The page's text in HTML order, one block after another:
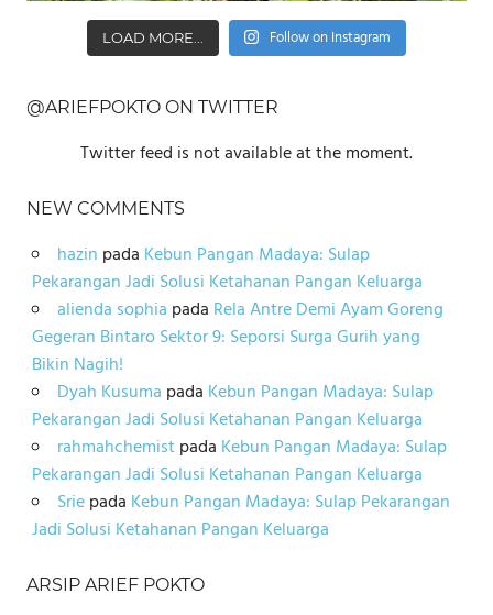
LOAD MORE... Follow on Instagram
@ARIEFPOKTO ON TWITTER
Twitter feed is not available at the moment.
NEW COMMENTS
hazin pada Kebun Pangan Madaya: Sulap
Pekarangan Jadi Solusi Ketahanan Pangan Keluarga
alienda sophia pada Rela Antre Demi Ayam Goreng
Gegeran Bintaro Sektor 9: Seporsi Surga Gurih yang
Bikin Nagih!
Dyah Kusuma pada Kebun Pangan Madaya: Sulap
Pekarangan Jadi Solusi Ketahanan Pangan Keluarga
rahmahchemistpada Kebun Pangan Madaya: Sulap
Pekarangan Jadi Solusi Ketahanan Pangan Keluarga
Sriepada Kebun Pangan Madaya: Sulap Pekarangan
Jadi Solusi Ketahanan Pangan Keluarga
ARSIP ARIEF POKTO